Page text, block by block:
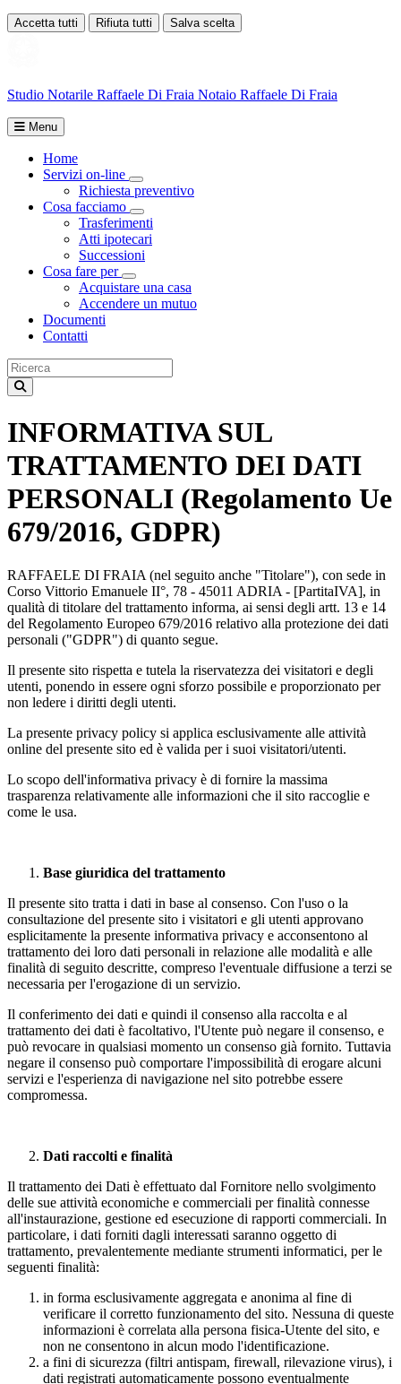
Accetta tutti Rifiuta tutti Salva scelta
Studio Notarile Raffaele Di Fraia Notaio Raffaele Di Fraia
Menu
Home
Servizi on-line
Visualizza menù di secondo livello
Richiesta preventivo
Cosa facciamo
Visualizza menù di secondo livello
Trasferimenti
Atti ipotecari
Successioni
Cosa fare per
Visualizza menù di secondo livello
Acquistare una casa
Accendere un mutuo
Documenti
Contatti
INFORMATIVA SUL
TRATTAMENTO DEI DATI
PERSONALI (Regolamento Ue
679/2016, GDPR)
RAFFAELE DI FRAIA (nel seguito anche "Titolare"), con sede in
Corso Vittorio Emanuele II°, 78 - 45011 ADRIA - [PartitaIVA], in
qualità di titolare del trattamento informa, ai sensi degli artt. 13 e 14
del Regolamento Europeo 679/2016 relativo alla protezione dei dati
personali ("GDPR") di quanto segue.
Il presente sito rispetta e tutela la riservatezza dei visitatori e degli
utenti, ponendo in essere ogni sforzo possibile e proporzionato per
non ledere i diritti degli utenti.
La presente privacy policy si applica esclusivamente alle attività
online del presente sito ed è valida per i suoi visitatori/utenti.
Lo scopo dell'informativa privacy è di fornire la massima
trasparenza relativamente alle informazioni che il sito raccoglie e
come le usa.
Base giuridica del trattamento
Il presente sito tratta i dati in base al consenso. Con l'uso o la
consultazione del presente sito i visitatori e gli utenti approvano
esplicitamente la presente informativa privacy e acconsentono al
trattamento dei loro dati personali in relazione alle modalità e alle
finalità di seguito descritte, compreso l'eventuale diffusione a terzi se
necessaria per l'erogazione di un servizio.
Il conferimento dei dati e quindi il consenso alla raccolta e al
trattamento dei dati è facoltativo, l'Utente può negare il consenso, e
può revocare in qualsiasi momento un consenso già fornito. Tuttavia
negare il consenso può comportare l'impossibilità di erogare alcuni
servizi e l'esperienza di navigazione nel sito potrebbe essere
compromessa.
Dati raccolti e finalità
Il trattamento dei Dati è effettuato dal Fornitore nello svolgimento
delle sue attività economiche e commerciali per finalità connesse
all'instaurazione, gestione ed esecuzione di rapporti commerciali. In
particolare, i dati forniti dagli interessati saranno oggetto di
trattamento, prevalentemente mediante strumenti informatici, per le
seguenti finalità:
in forma esclusivamente aggregata e anonima al fine di
verificare il corretto funzionamento del sito. Nessuna di queste
informazioni è correlata alla persona fisica-Utente del sito, e
non ne consentono in alcun modo l'identificazione.
a fini di sicurezza (filtri antispam, firewall, rilevazione virus), i
dati registrati automaticamente possono eventualmente